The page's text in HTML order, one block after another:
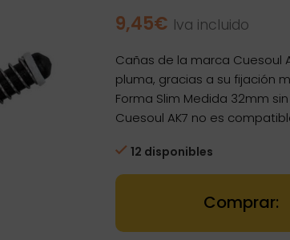
9,45€ Iva incluido
Cañas de la marca Cuesoul
pluma, gracias a su fijación
Forma Slim Medida 32mm
Cuesoul AK7 no es
12 disponibles
Dartstore